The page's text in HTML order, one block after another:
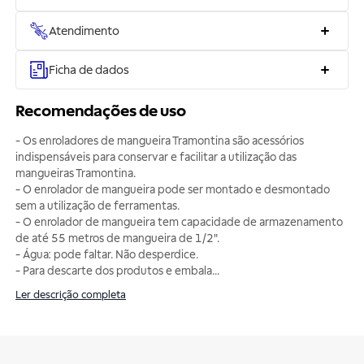
Atendimento
Ficha de dados
Recomendações de uso
- Os enroladores de mangueira Tramontina são acessórios
indispensáveis para conservar e facilitar a utilização das
mangueiras Tramontina.
- O enrolador de mangueira pode ser montado e desmontado
sem a utilização de ferramentas.
- O enrolador de mangueira tem capacidade de armazenamento
de até 55 metros de mangueira de 1/2".
- Água: pode faltar. Não desperdice.
- Para descarte dos produtos e embala...
Ler descrição completa